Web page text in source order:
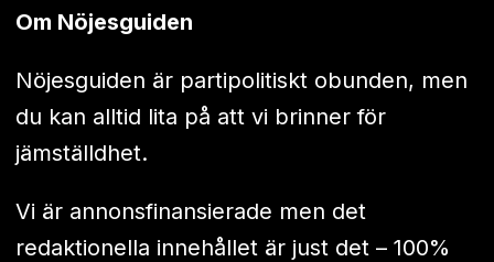
Om Nöjesguiden
Nöjesguiden är partipolitiskt obunden, men
du kan alltid lita på att vi brinner för
jämställdhet.
Vi är annonsfinansierade men det
redaktionella innehållet är just det – 100%